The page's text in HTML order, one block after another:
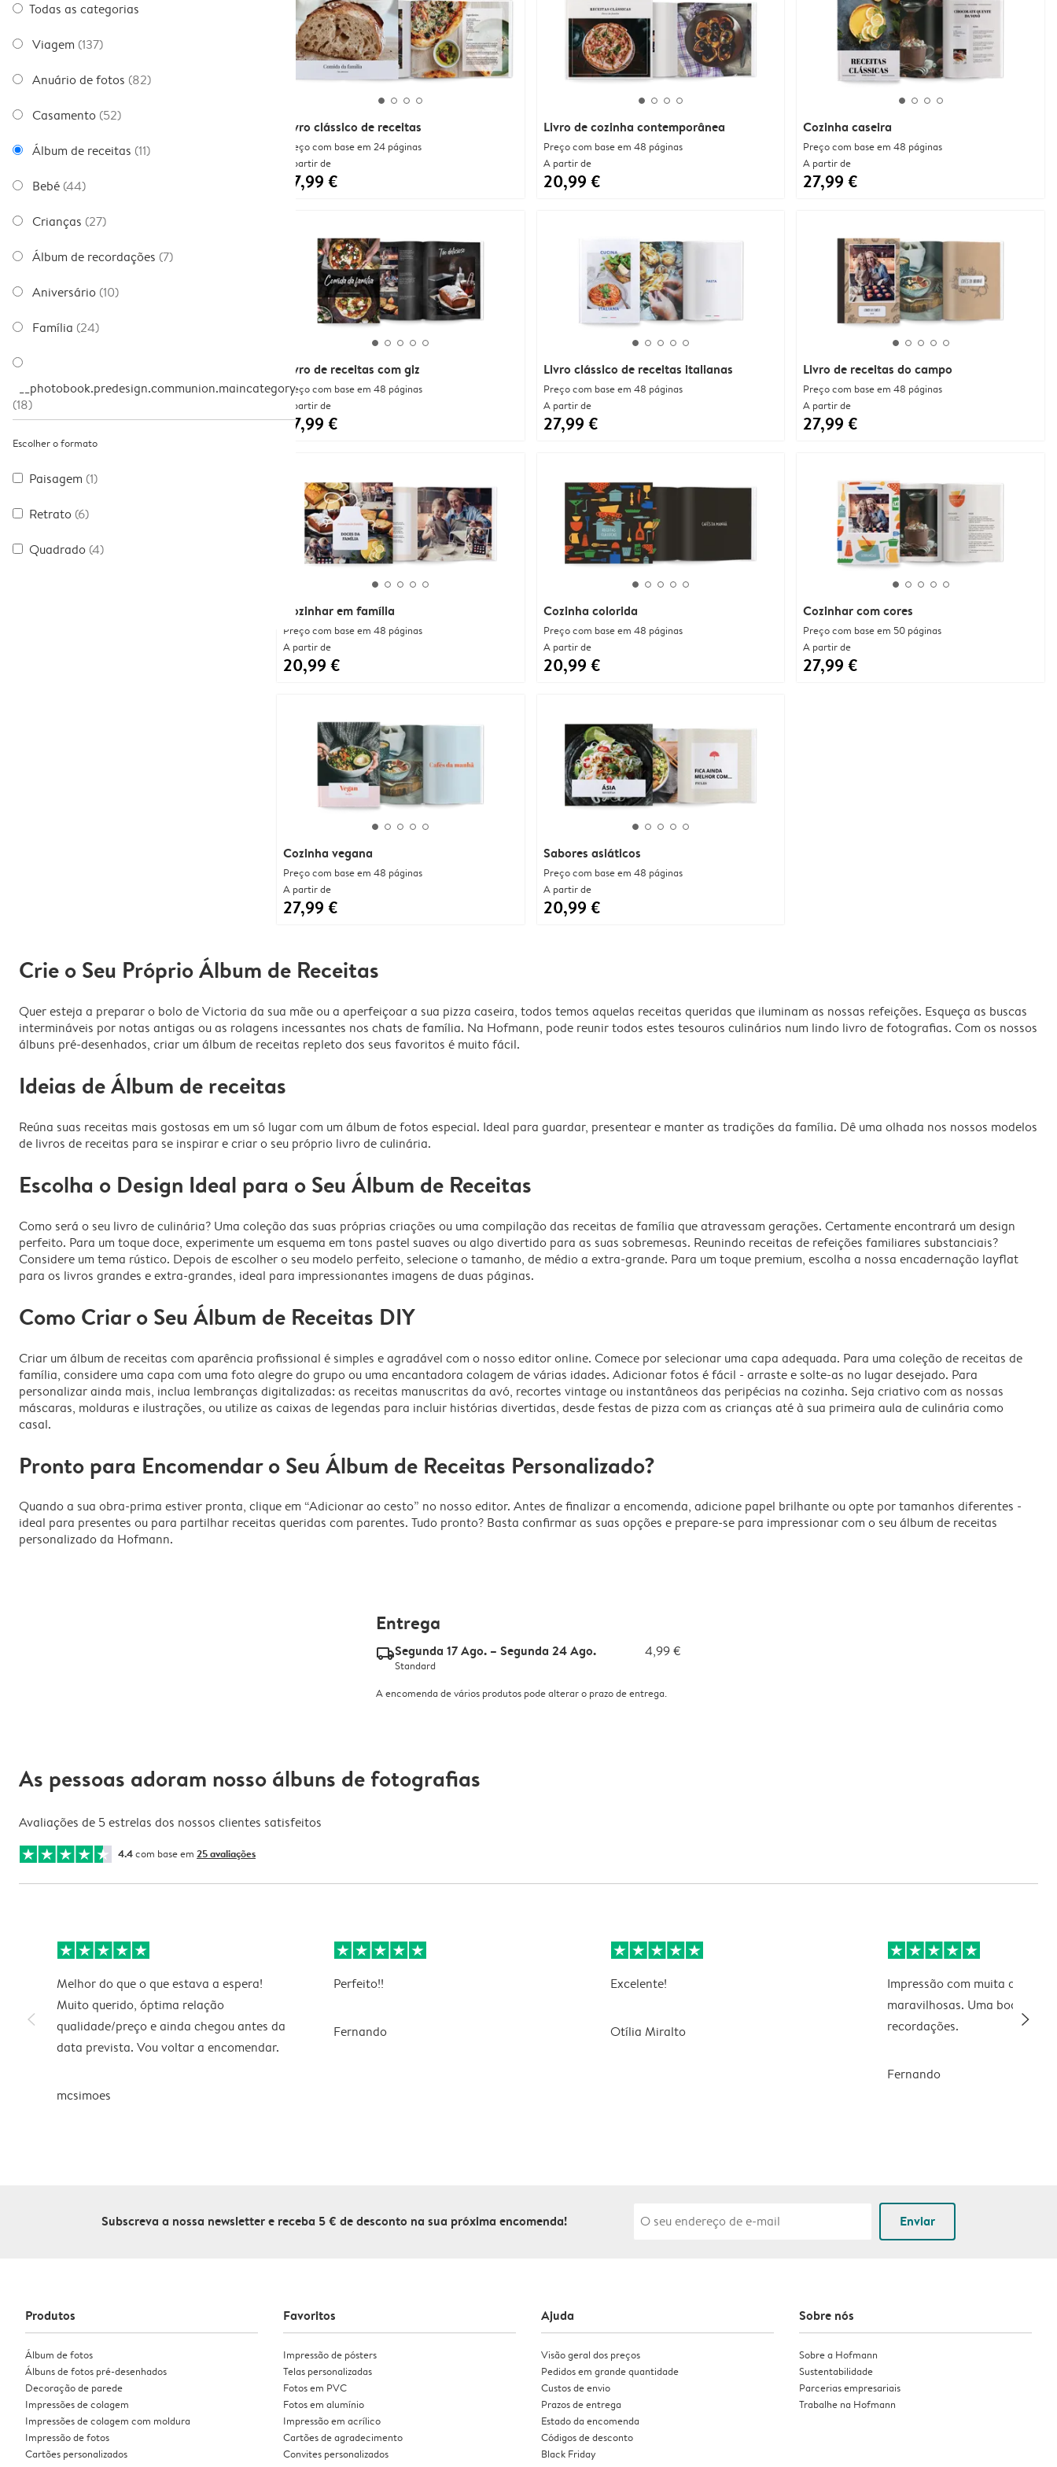
Todas as categorias
Viagem (137)
Anuário de fotos (82)
Casamento (52)
Álbum de receitas (11)
Bebé (44)
Crianças (27)
Álbum de recordações (7)
Aniversário (10)
Família (24)
__photobook.predesign.communion.maincategory
(18)
Escolher o formato
Paisagem (1)
Retrato (6)
Quadrado (4)
Cozinhar com cores
Preço com base em 50 páginas
A partir de
27,99 €
Livro de receitas com giz
Preço com base em 48 páginas
A partir de
27,99 €
Cozinha caseira
Preço com base em 48 páginas
A partir de
27,99 €
Cozinha colorida
Preço com base em 48 páginas
A partir de
20,99 €
Livro clássico de receitas
Preço com base em 24 páginas
A partir de
27,99 €
Sabores asiáticos
Preço com base em 48 páginas
A partir de
20,99 €
Livro de cozinha contemporânea
Preço com base em 48 páginas
A partir de
20,99 €
Livro de receitas do campo
Preço com base em 48 páginas
A partir de
27,99 €
Livro clássico de receitas italianas
Preço com base em 48 páginas
A partir de
27,99 €
Cozinha vegana
Preço com base em 48 páginas
A partir de
27,99 €
Cozinhar em família
Preço com base em 48 páginas
A partir de
20,99 €
Crie o Seu Próprio Álbum de Receitas
Quer esteja a preparar o bolo de Victoria da sua mãe ou a aperfeiçoar a sua pizza caseira, todos temos aquelas receitas queridas que iluminam as nossas refeições. Esqueça as buscas
intermináveis por notas antigas ou as rolagens incessantes nos chats de família. Na Hofmann, pode reunir todos estes tesouros culinários num lindo livro de fotografias. Com os nossos
álbuns pré-desenhados, criar um álbum de receitas repleto dos seus favoritos é muito fácil.
Ideias de Álbum de receitas
Reúna suas receitas mais gostosas em um só lugar com um álbum de fotos especial. Ideal para guardar, presentear e manter as tradições da família. Dê uma olhada nos nossos modelos
de livros de receitas para se inspirar e criar o seu próprio livro de culinária.
Escolha o Design Ideal para o Seu Álbum de Receitas
Como será o seu livro de culinária? Uma coleção das suas próprias criações ou uma compilação das receitas de família que atravessam gerações. Certamente encontrará um design
perfeito. Para um toque doce, experimente um esquema em tons pastel suaves ou algo divertido para as suas sobremesas. Reunindo receitas de refeições familiares substanciais?
Considere um tema rústico. Depois de escolher o seu modelo perfeito, selecione o tamanho, de médio a extra-grande. Para um toque premium, escolha a nossa encadernação layflat
para os livros grandes e extra-grandes, ideal para impressionantes imagens de duas páginas.
Como Criar o Seu Álbum de Receitas DIY
Criar um álbum de receitas com aparência profissional é simples e agradável com o nosso editor online. Comece por selecionar uma capa adequada. Para uma coleção de receitas de
família, considere uma capa com uma foto alegre do grupo ou uma encantadora colagem de várias idades. Adicionar fotos é fácil - arraste e solte-as no lugar desejado. Para
personalizar ainda mais, inclua lembranças digitalizadas: as receitas manuscritas da avó, recortes vintage ou instantâneos das peripécias na cozinha. Seja criativo com as nossas
máscaras, molduras e ilustrações, ou utilize as caixas de legendas para incluir histórias divertidas, desde festas de pizza com as crianças até à sua primeira aula de culinária como
casal.
Pronto para Encomendar o Seu Álbum de Receitas Personalizado?
Quando a sua obra-prima estiver pronta, clique em “Adicionar ao cesto” no nosso editor. Antes de finalizar a encomenda, adicione papel brilhante ou opte por tamanhos diferentes -
ideal para presentes ou para partilhar receitas queridas com parentes. Tudo pronto? Basta confirmar as suas opções e prepare-se para impressionar com o seu álbum de receitas
personalizado da Hofmann.
Entrega
delivery_standard_v2Segunda 17 Ago. – Segunda 24 Ago. 4,99 €
Standard
A encomenda de vários produtos pode alterar o prazo de entrega.
As pessoas adoram nosso álbuns de fotografias
Avaliações de 5 estrelas dos nossos clientes satisfeitos
4.4com base em 25 avaliações
slim_arrow_left
Melhor do que o que estava a espera!
Muito querido, óptima relação
qualidade/preço e ainda chegou antes da
data prevista. Vou voltar a encomendar.
mcsimoes
Perfeito!!
Fernando
Excelente!
Otília Miralto
Impressão com muita
maravilhosas. Uma boa
recordações.
Fernando
slim_arrow_right
Subscreva a nossa newsletter e receba 5 € de desconto na sua próxima encomenda! Enviar
Produtos
Álbum de fotos
Álbuns de fotos pré-desenhados
Decoração de parede
Impressões de colagem
Impressões de colagem com moldura
Impressão de fotos
Cartões personalizados
Favoritos
Impressão de pósters
Telas personalizadas
Fotos em PVC
Fotos em alumínio
Impressão em acrílico
Cartões de agradecimento
Convites personalizados
Ajuda
Visão geral dos preços
Pedidos em grande quantidade
Custos de envio
Prazos de entrega
Estado da encomenda
Códigos de desconto
Black Friday
Sobre nós
Sobre a Hofmann
Sustentabilidade
Parcerias empresariais
Trabalhe na Hofmann